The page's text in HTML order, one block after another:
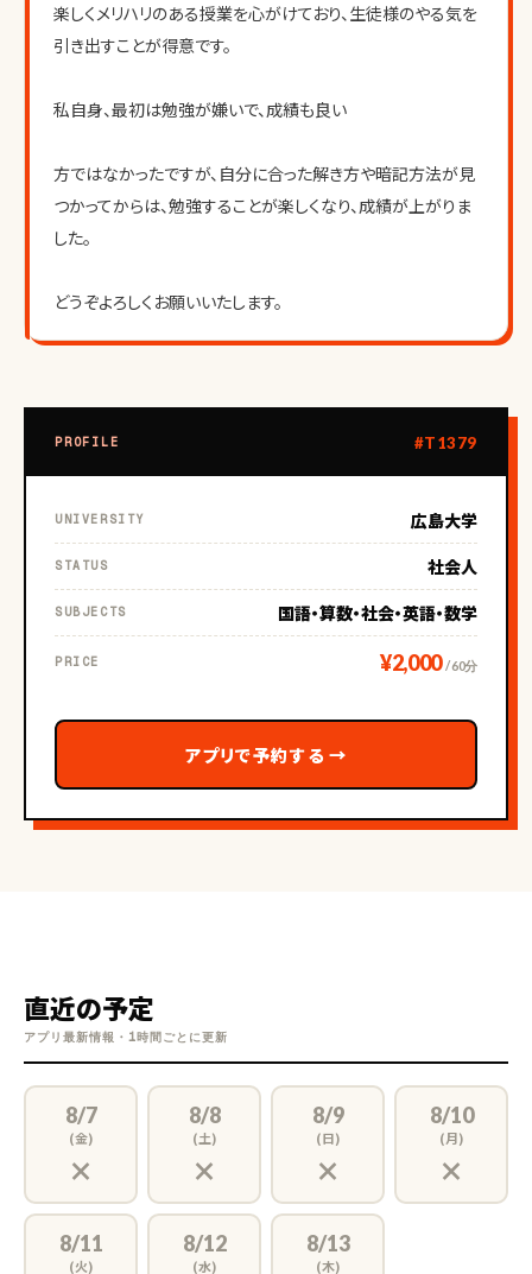
楽しくメリハリのある授業を心がけており、生徒様のやる気を
引き出すことが得意です。
私自身、最初は勉強が嫌いで、成績も良い
方ではなかったですが、自分に合った解き方や暗記方法が見
つかってからは、勉強することが楽しくなり、成績が上がりま
した。
どうぞよろしくお願いいたします。
PROFILE #T1379
UNIVERSITY 広島大学
STATUS 社会人
SUBJECTS 国語・算数・社会・英語・数学
PRICE ¥2,000 / 60分
アプリで予約する →
直近の予定
アプリ最新情報・1時間ごとに更新
8/7
(金)
×
8/8
(土)
×
8/9
(日)
×
8/10
(月)
×
8/11
(火)
8/12
(水)
8/13
(木)